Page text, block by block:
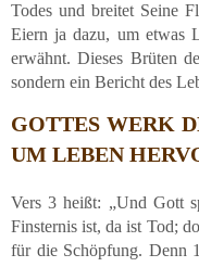
Todes und breitet Seine
Eiern ja dazu, um etwas
erwähnt. Dieses Brüten
sondern ein Bericht des
GOTTES WERK
UM LEBEN
Vers 3 heißt: „Und Gott
Finsternis ist, da ist Tod;
für die Schöpfung. Denn